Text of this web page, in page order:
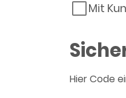
Mit
Hier Code